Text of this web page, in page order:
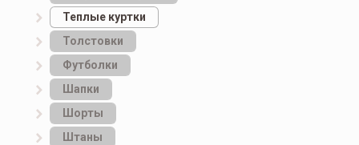
Теплые куртки
Толстовки
Футболки
Шапки
Шорты
Штаны